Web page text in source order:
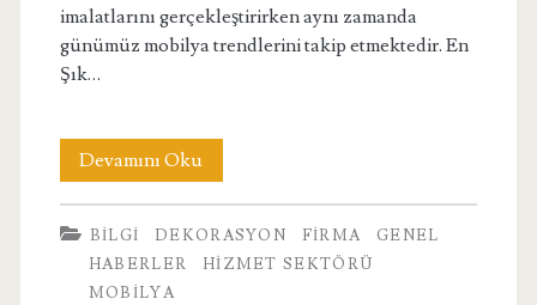
imalatlarını gerçekleştirirken aynı zamanda
günümüz mobilya trendlerini takip etmektedir. En
Şık…
Devamını OkuEn
Şık
İnegöl
BILGI DEKORASYON FIRMA
GENEL
HABERLER
HIZMET SEKTÖRÜ
MOBILYA